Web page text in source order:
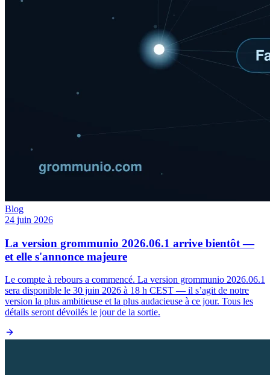
Blog
24 juin 2026
La version grommunio 2026.06.1 arrive bientôt —
et elle s'annonce majeure
Le compte à rebours a commencé. La version grommunio 2026.06.1
sera disponible le 30 juin 2026 à 18 h CEST — il s’agit de notre
version la plus ambitieuse et la plus audacieuse à ce jour. Tous les
détails seront dévoilés le jour de la sortie.